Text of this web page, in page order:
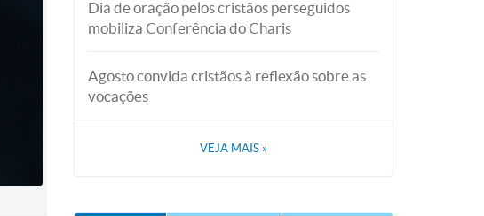
Dia de oração pelos cristãos perseguidos
mobiliza Conferência do Charis
Agosto convida cristãos à reflexão sobre as
vocações
VEJA MAIS »